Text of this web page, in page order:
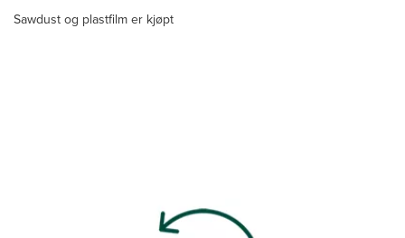
Sawdust og plastfilm er kjøpt